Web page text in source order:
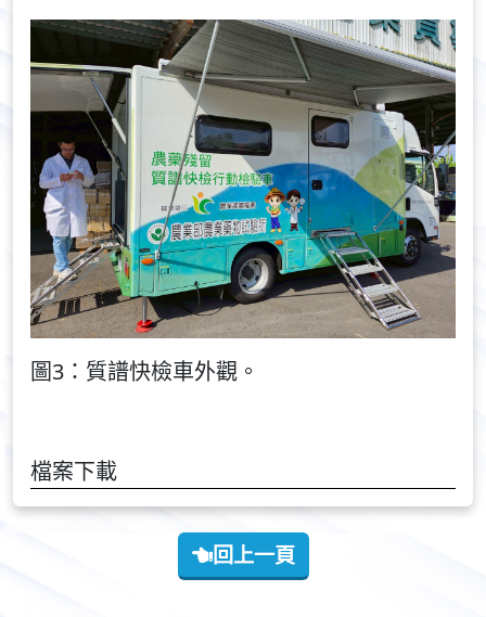
圖3：質譜快檢車外觀。
檔案下載
回上一頁